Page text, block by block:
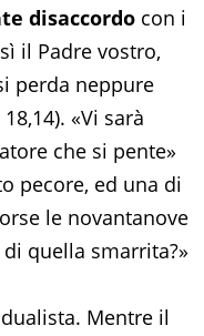
disaccordo con i
il Padre vostro,
perda neppure
«Vi sarà
che si pente»
pecore, ed una di
le novantanove
quella smarrita?»
Mentre il